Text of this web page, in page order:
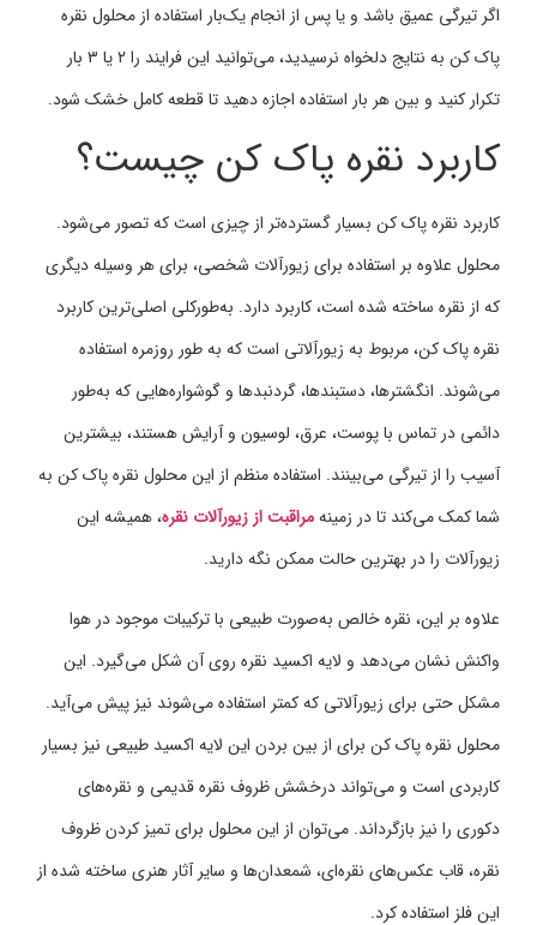
اگر تیرگی عمیق باشد و یا پس از انجام یک‌بار استفاده از محلول نقره
پاک کن به نتایج دلخواه نرسیدید، می‌توانید این فرایند را ۲ یا ۳ بار
تکرار کنید و بین هر بار استفاده اجازه دهید تا قطعه کامل خشک شود.
کاربرد نقره پاک کن چیست؟
کاربرد نقره پاک کن بسیار گسترده‌تر از چیزی است که تصور می‌شود.
محلول علاوه بر استفاده برای زیورآلات شخصی، برای هر وسیله دیگری
که از نقره ساخته شده است، کاربرد دارد. به‌طورکلی اصلی‌ترین کاربرد
نقره پاک کن، مربوط به زیورآلاتی است که به طور روزمره استفاده
می‌شوند. انگشترها، دستبندها، گردنبدها و گوشواره‌هایی که به‌طور
دائمی در تماس با پوست، عرق، لوسیون و آرایش هستند، بیشترین
آسیب را از تیرگی می‌بینند. استفاده منظم از این محلول نقره پاک کن به
شما کمک می‌کند تا در زمینهمراقبت از زیورآلات نقره، همیشه این
زیورآلات را در بهترین حالت ممکن نگه دارید.
علاوه بر این، نقره خالص به‌صورت طبیعی با ترکیبات موجود در هوا
واکنش نشان می‌دهد و لایه اکسید نقره روی آن شکل می‌گیرد. این
مشکل حتی برای زیورآلاتی که کمتر استفاده می‌شوند نیز پیش می‌آید.
محلول نقره پاک کن برای از بین بردن این لایه اکسید طبیعی نیز بسیار
کاربردی است و می‌تواند درخشش ظروف نقره قدیمی و نقره‌های
دکوری را نیز بازگرداند. می‌توان از این محلول برای تمیز کردن ظروف
نقره، قاب عکس‌های نقره‌ای، شمعدان‌ها و سایر آثار هنری ساخته شده از
این فلز استفاده کرد.